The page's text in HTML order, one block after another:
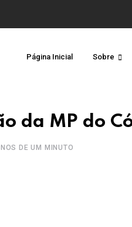
Página Inicial Sobre
da MP do
DE UM MINUTO